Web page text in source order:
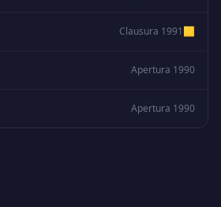
Clausura 1991 🟨
Apertura 1990
Apertura 1990